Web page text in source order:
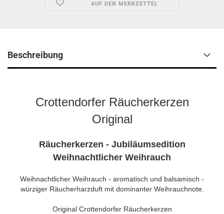
AUF DEN MERKZETTEL
Beschreibung
Crottendorfer Räucherkerzen
Original
Räucherkerzen - Jubiläumsedition
Weihnachtlicher Weihrauch
Weihnachtlicher Weihrauch - aromatisch und balsamisch -
würziger Räucherharzduft mit dominanter Weihrauchnote.
Original Crottendorfer Räucherkerzen